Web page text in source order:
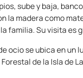
sube y baja,
la madera como
familia. Su visita es
ocio se ubica en un
de la Isla de